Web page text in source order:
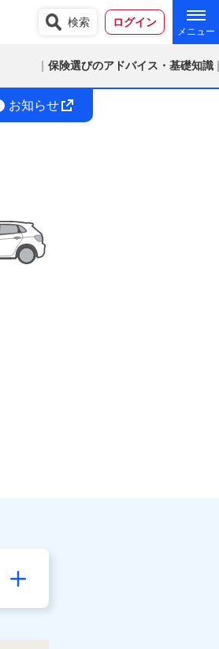
検索 ログイン
保険選びのアドバイス・基礎知識
お知らせ